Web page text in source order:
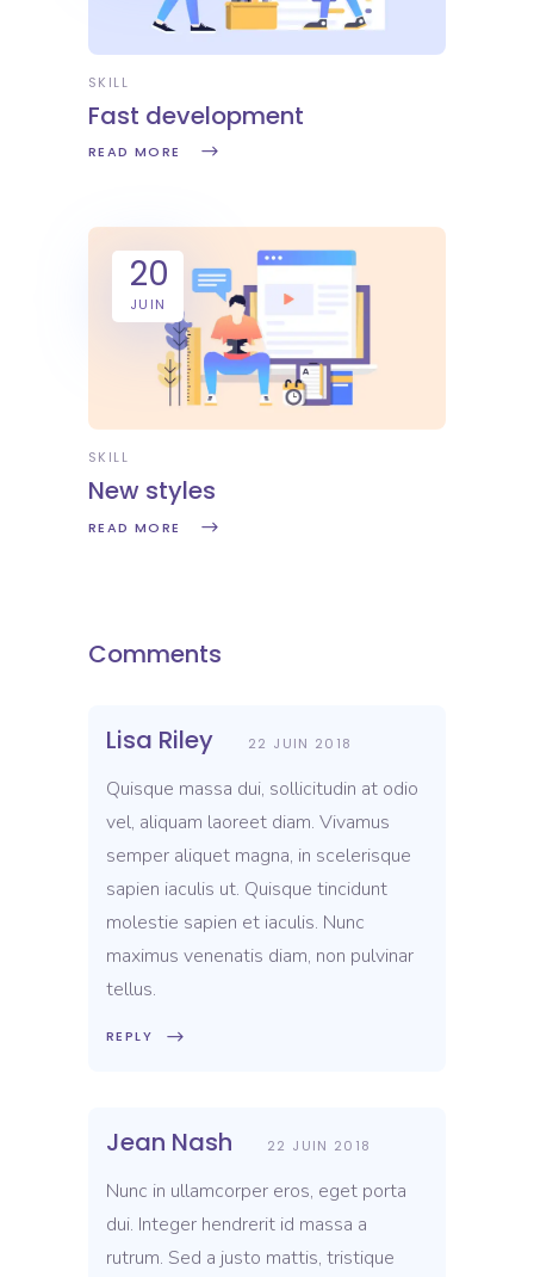
SKILL
Fast development
READ MORE
20
JUIN
SKILL
New styles
READ MORE
Comments
Lisa Riley 22 JUIN 2018
Quisque massa dui, sollicitudin at odio
vel, aliquam laoreet diam. Vivamus
semper aliquet magna, in scelerisque
sapien iaculis ut. Quisque tincidunt
molestie sapien et iaculis. Nunc
maximus venenatis diam, non pulvinar
tellus.
REPLY
Jean Nash 22 JUIN 2018
Nunc in ullamcorper eros, eget porta
dui. Integer hendrerit id massa a
rutrum. Sed a justo mattis, tristique